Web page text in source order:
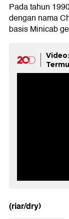
Pada tahun
dengan nama
basis Minicab
(riar/dry)